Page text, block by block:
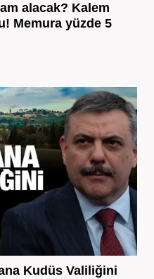
alacak? Kalem
Memura yüzde 5
Kudüs Valiliğini